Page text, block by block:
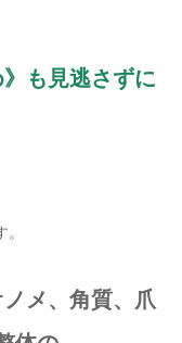
》も見逃さずに
メ、角質、爪